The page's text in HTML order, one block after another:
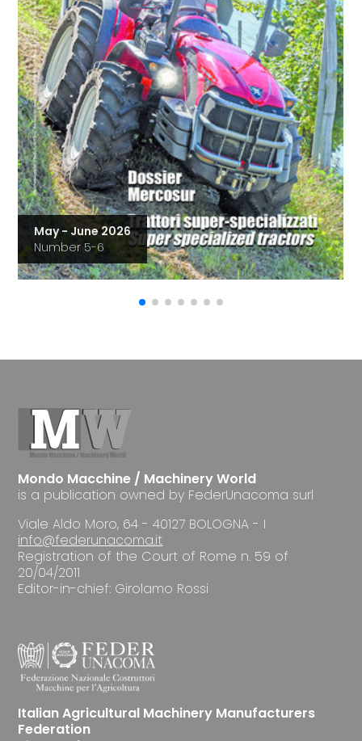
May - June 2026
Number 5-6
Mondo Macchine / Machinery World
is a publication owned by FederUnacoma surl
Viale Aldo Moro, 64 - 40127 BOLOGNA - I
info@federunacoma.it
Registration of the Court of Rome n. 59 of
20/04/2011
Editor-in-chief: Girolamo Rossi
Italian Agricultural Machinery Manufacturers
Federation